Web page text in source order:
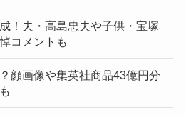
！夫・高島忠夫や子供・宝塚
コメントも
顔画像や集英社商品43億円分